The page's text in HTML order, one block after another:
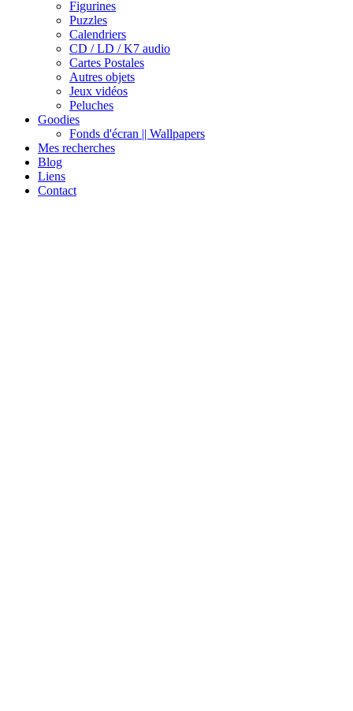
Figurines
Puzzles
Calendriers
CD / LD / K7 audio
Cartes Postales
Autres objets
Jeux vidéos
Peluches
Goodies
Fonds d'écran || Wallpapers
Mes recherches
Blog
Liens
Contact